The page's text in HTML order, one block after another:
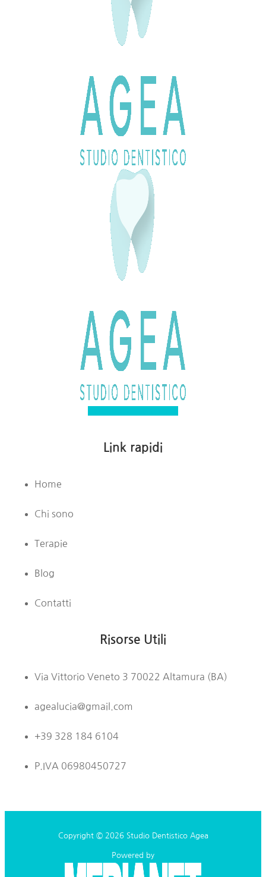
Link rapidi
Home
Chi sono
Terapie
Blog
Contatti
Risorse Utili
Via Vittorio Veneto 3 70022 Altamura (BA)
agealucia@gmail.com
+39 328 184 6104
P.IVA 06980450727
Copyright © 2026 Studio Dentistico Agea
Powered by